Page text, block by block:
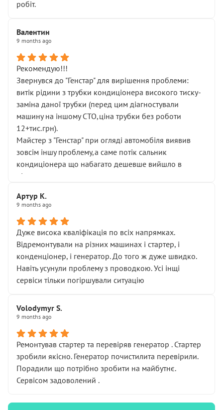
робіт.
Валентин
9 months ago
Рекомендую!!!
Звернувся до "Генстар" для вирішення проблеми:
витік рідини з трубки кондиціонера високого тиску-
заміна даної трубки (перед цим діагностували
машину на іншому СТО,ціна трубки без роботи
12+тис.грн).
Майстер з "Генстар" при огляді автомобіля виявив
зовсім іншу проблему,а саме потік сальник
кондиціонера що набагато дешевше вийшло в
підсумку.
Артур К.
9 months ago
Дуже висока кваліфікація по всіх напрямках.
Відремонтували на різних машинах і стартер, і
конденціонер, і генератор. До того ж дуже швидко.
Навіть усунули проблему з проводкою. Усі інщі
сервіси тільки погіршували ситуацію
Volodymyr S.
9 months ago
Ремонтував стартер та перевіряв генератор . Стартер
зробили якісно. Генератор почистилита перевірили.
Порадили що потрібно зробити на майбутнє.
Сервісом задоволений .